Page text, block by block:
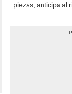
piezas, anticipa al